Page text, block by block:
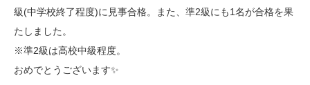
級(中学校終了程度)に見事合格。また、準2級にも1名が合格を果
たしました。
※準2級は高校中級程度。
おめでとうございます✨